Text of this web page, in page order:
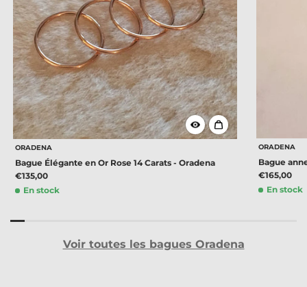
ORADENA
Bague Élégante en Or Rose 14 Carats - Oradena
€135,00
En stock
ORADENA
Bague
€165,00
En stock
Voir toutes les bagues Oradena